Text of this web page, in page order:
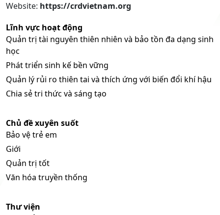
Website: https://crdvietnam.org
Lĩnh vực hoạt động
Quản trị tài nguyên thiên nhiên và bảo tồn đa dạng sinh
học
Phát triển sinh kế bền vững
Quản lý rủi ro thiên tai và thích ứng với biến đổi khí hậu
Chia sẻ tri thức và sáng tạo
Chủ đề xuyên suốt
Bảo vệ trẻ em
Giới
Quản trị tốt
Văn hóa truyền thống
Thư viện